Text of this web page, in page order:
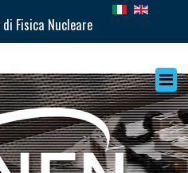
Fisica Nucleare